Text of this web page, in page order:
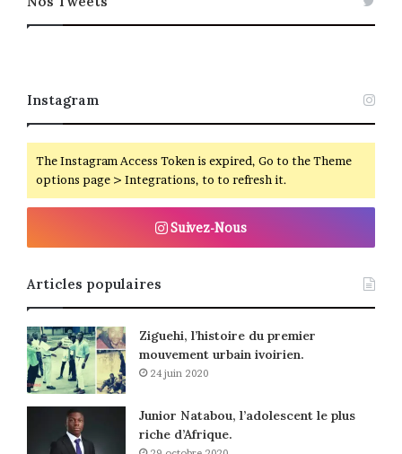
Instagram
The Instagram Access Token is expired, Go to the Theme
options page > Integrations, to to refresh it.
Suivez-Nous
Articles populaires
Ziguehi, l’histoire du premier
mouvement urbain ivoirien.
24 juin 2020
Junior Natabou, l’adolescent le plus
riche d’Afrique.